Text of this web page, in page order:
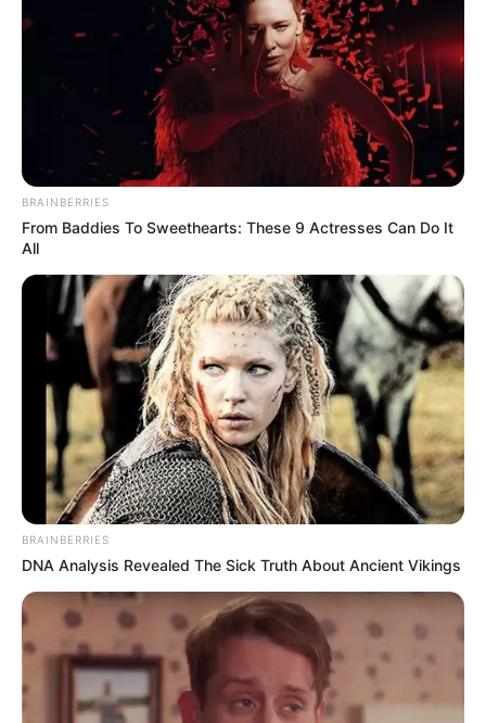
BRAINBERRIES
From Baddies To Sweethearts: These 9 Actresses Can Do It
All
BRAINBERRIES
DNA Analysis Revealed The Sick Truth About Ancient Vikings